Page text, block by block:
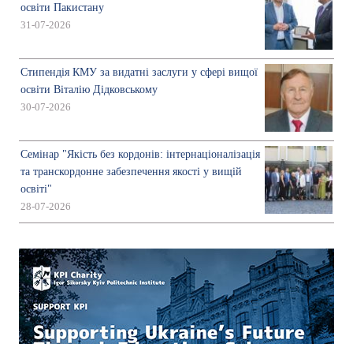
освіти Пакистану
31-07-2026
Стипендія КМУ за видатні заслуги у сфері вищої
освіти Віталію Дідковському
30-07-2026
Семінар "Якість без кордонів: інтернаціоналізація
та транскордонне забезпечення якості у вищій
освіті"
28-07-2026